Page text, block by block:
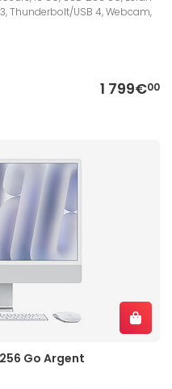
Thunderbolt/USB 4, Webcam,
1 799€00
Go Argent